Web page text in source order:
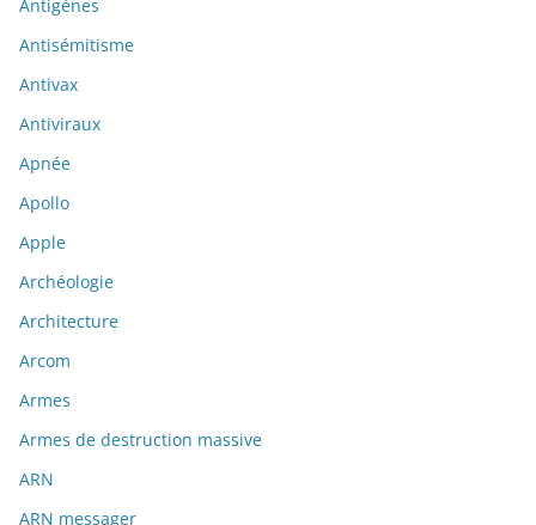
Antigènes
Antisémitisme
Antivax
Antiviraux
Apnée
Apollo
Apple
Archéologie
Architecture
Arcom
Armes
Armes de destruction massive
ARN
ARN messager